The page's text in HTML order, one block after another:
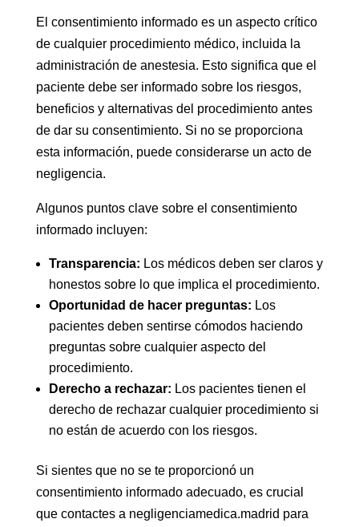
El consentimiento informado es un aspecto crítico
de cualquier procedimiento médico, incluida la
administración de anestesia. Esto significa que el
paciente debe ser informado sobre los riesgos,
beneficios y alternativas del procedimiento antes
de dar su consentimiento. Si no se proporciona
esta información, puede considerarse un acto de
negligencia.
Algunos puntos clave sobre el consentimiento
informado incluyen:
Transparencia: Los médicos deben ser claros y
honestos sobre lo que implica el procedimiento.
Oportunidad de hacer preguntas: Los
pacientes deben sentirse cómodos haciendo
preguntas sobre cualquier aspecto del
procedimiento.
Derecho a rechazar: Los pacientes tienen el
derecho de rechazar cualquier procedimiento si
no están de acuerdo con los riesgos.
Si sientes que no se te proporcionó un
consentimiento informado adecuado, es crucial
que contactes a negligenciamedica.madrid para